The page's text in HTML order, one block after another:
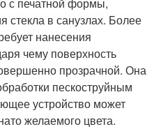
стекла в санузлах. Более
нанесения
чему поверхность
прозрачной. Она
пескоструйным
устройство может
желаемого цвета.